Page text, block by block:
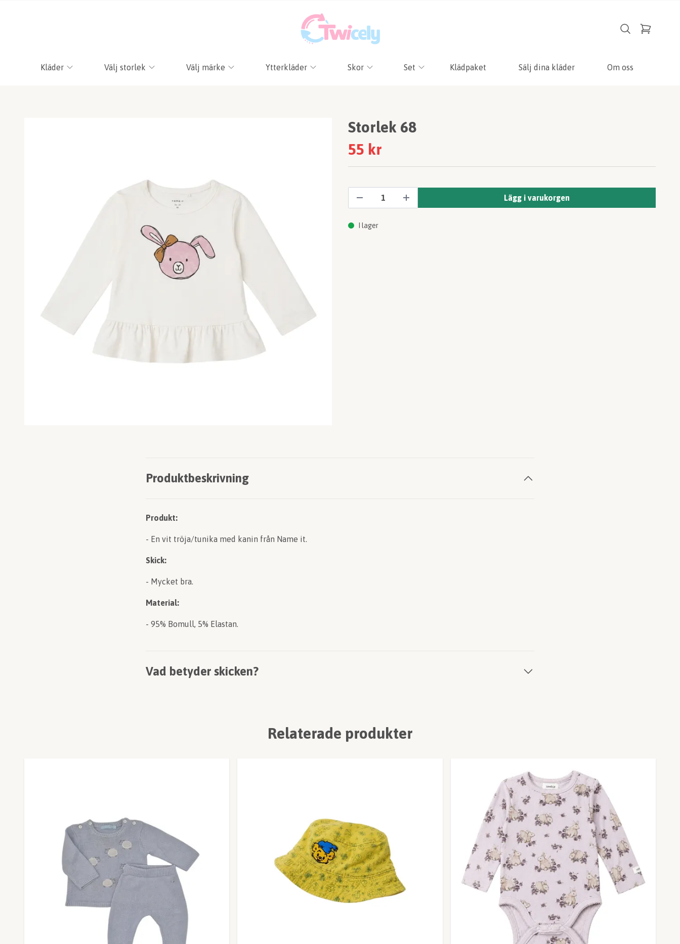
Kläder Välj storlek Välj märke Ytterkläder Skor Set Klädpaket Sälj dina kläder Om oss
Storlek 68
55 kr
Lägg i varukorgen
I lager
Produktbeskrivning
Produkt:
- En vit tröja/tunika med kanin från Name it.
Skick:
- Mycket bra.
Material:
- 95% Bomull, 5% Elastan.
Vad betyder skicken?
Relaterade produkter